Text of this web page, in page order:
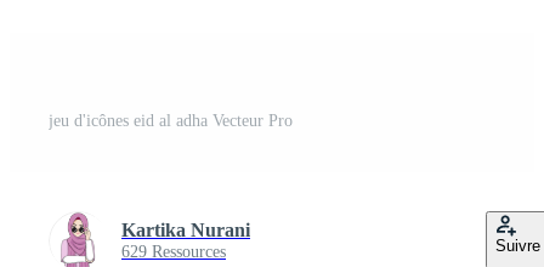
jeu d'icônes eid al adha Vecteur Pro
Kartika Nurani
629 Ressources Suivre